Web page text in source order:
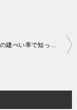
カーポートの建ぺい率で知っておきたいこと・トラブル回避のための基礎知識